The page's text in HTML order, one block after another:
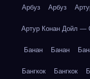
Арбуз Арбуз
Артур Конан Дойл —
Банан Банан
Бангкок Бангкок